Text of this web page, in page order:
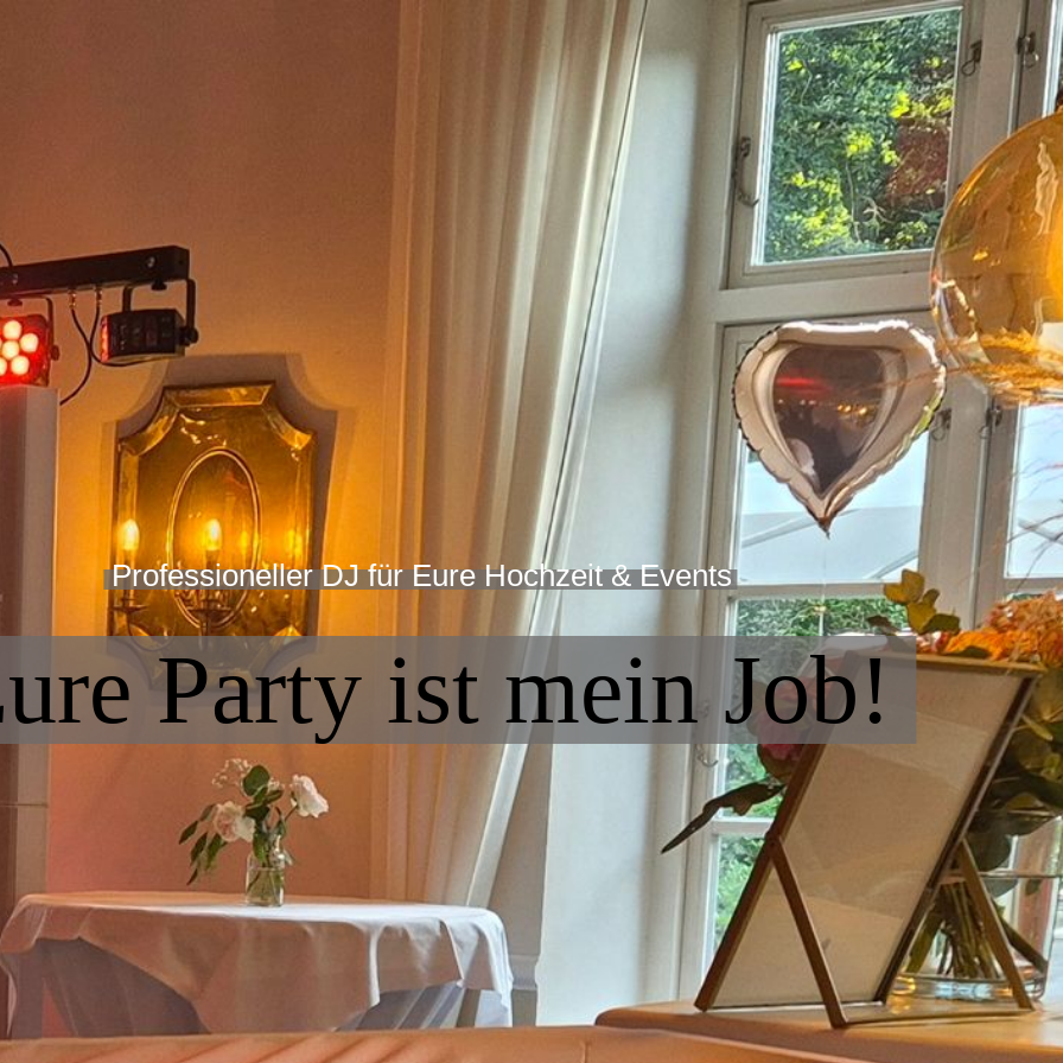
Professioneller DJ für Eure Hochzeit & Events
Party ist mein Job!